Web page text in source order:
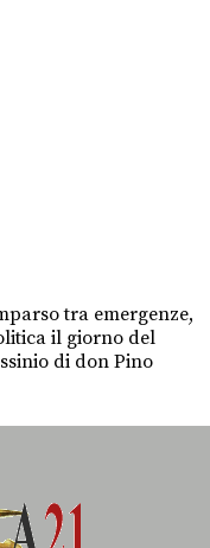
tra emergenze,
il giorno del
di don Pino